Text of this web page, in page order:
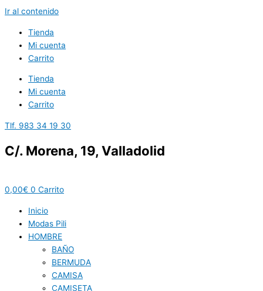
Ir al contenido
Tienda
Mi cuenta
Carrito
Tienda
Mi cuenta
Carrito
Tlf. 983 34 19 30
C/. Morena, 19, Valladolid
0,00€ 0 Carrito
Inicio
Modas Pili
HOMBRE
BAÑO
BERMUDA
CAMISA
CAMISETA